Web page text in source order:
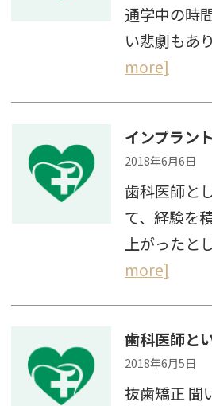
通学中の時
い悲劇もあ
more]
2018年6月6日
歯科医師と
て、経験を
上がったと
more]
2018年6月5日
抜歯矯正 聞